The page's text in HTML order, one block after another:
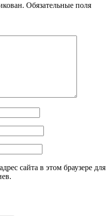
Обязательные поля
сайта в этом браузере для